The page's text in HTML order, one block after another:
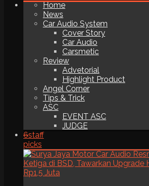
Home
News
Car Audio System
Cover Story
Car Audio
Carsmetic
Review
Advetorial
Highlight Product
Angel Corner
Tips & Trick
ASC
EVENT ASC
JUDGE
6staff
picks